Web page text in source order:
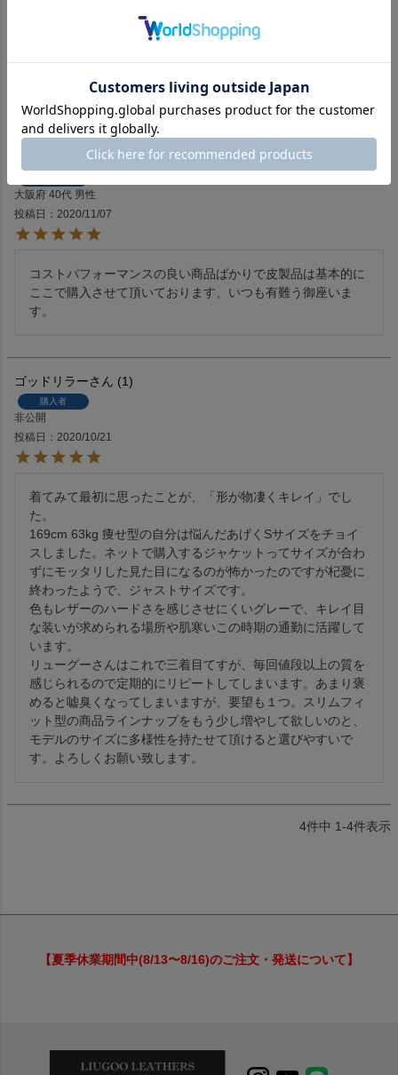
リピーター確実です。
1
大阪府 40代 男性
投稿日
2020/11/07
コストパフォーマンスの良い商品ばかりで皮製品は基本的に
ここで購入させて頂いております、いつも有難う御座いま
す。
ゴッドリラー 1
購入者
非公開
投稿日
2020/10/21
着てみて最初に思ったことが、「形が物凄くキレイ」でし
た。
169cm 63kg 痩せ型の自分は悩んだあげくSサイズをチョイ
スしました。ネットで購入するジャケットってサイズが合わ
ずにモッタリした見た目になるのが怖かったのですが杞憂に
終わったようで、ジャストサイズです。
色もレザーのハードさを感じさせにくいグレーで、キレイ目
な装いが求められる場所や肌寒いこの時期の通勤に活躍して
います。
リューグーさんはこれで三着目てすが、毎回値段以上の質を
感じられるので定期的にリピートしてしまいます。あまり褒
めると嘘臭くなってしまいますが、要望も１つ。スリムフィ
ット型の商品ラインナップをもう少し増やして欲しいのと、
モデルのサイズに多様性を持たせて頂けると選びやすいで
す。よろしくお願い致します。
4件中 1-4件表示
【夏季休業期間中(8/13〜8/16)のご注文・発送について】